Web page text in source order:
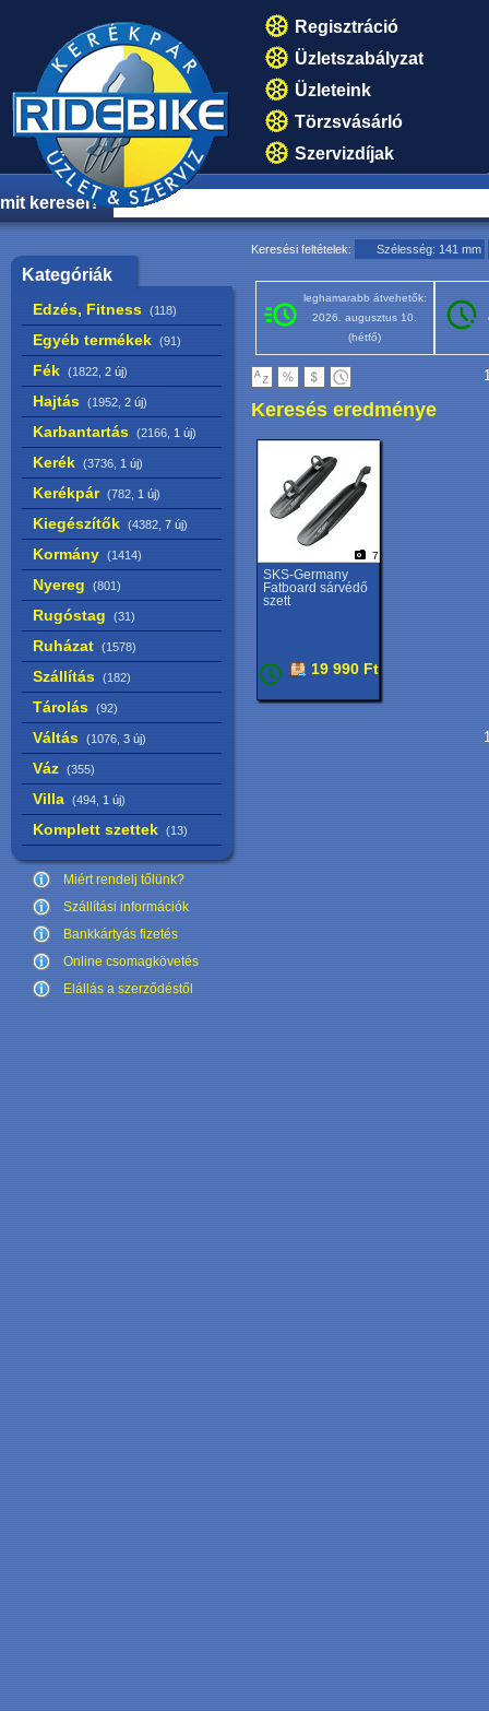
Regisztráció
Üzletszabályzat
Üzleteink
Törzsvásárló
Szervizdíjak
mit keresel?
Kategóriák
Edzés, Fitness (118)
Egyéb termékek (91)
Fék (1822, 2 új)
Hajtás (1952, 2 új)
Karbantartás (2166, 1 új)
Kerék (3736, 1 új)
Kerékpár (782, 1 új)
Kiegészítők (4382, 7 új)
Kormány (1414)
Nyereg (801)
Rugóstag (31)
Ruházat (1578)
Szállítás (182)
Tárolás (92)
Váltás (1076, 3 új)
Váz (355)
Villa (494, 1 új)
Komplett szettek (13)
Miért rendelj tőlünk?
Szállítási információk
Bankkártyás fizetés
Online csomagkövetés
Elállás a szerződéstől
Keresési feltételek: Szélesség: 141 mm
leghamarabb átvehetők:
2026. augusztus 10.
(hétfő)
Keresés eredménye
7
SKS-Germany
Fatboard sárvédő
szett
19 990 Ft